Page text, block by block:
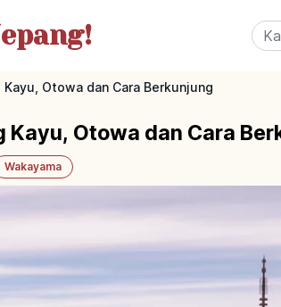
Otowa dan Cara Berkunjung
Otowa dan Cara
Wakayama